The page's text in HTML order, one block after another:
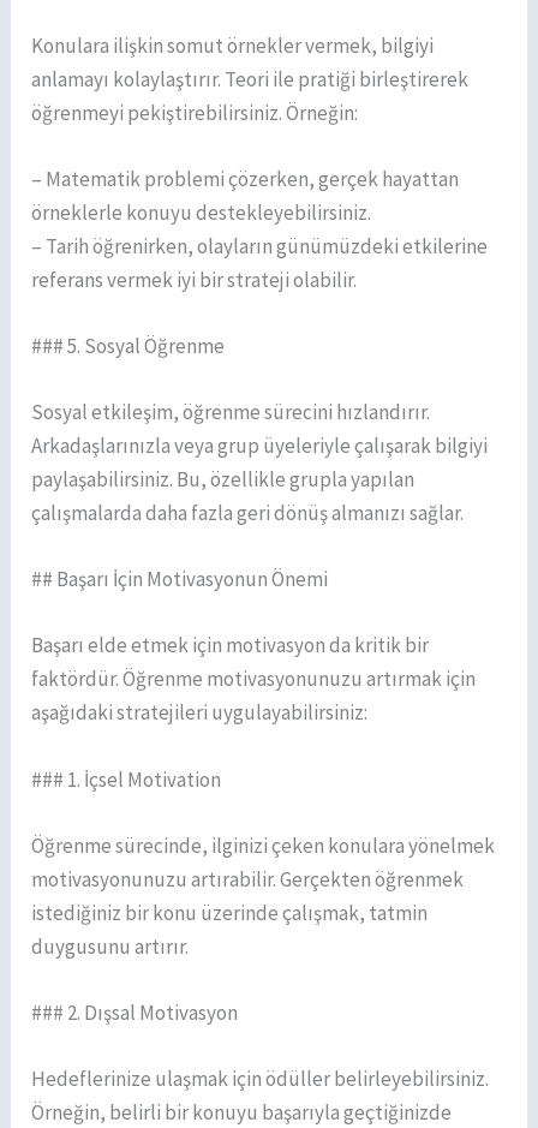
Konulara ilişkin somut örnekler vermek, bilgiyi
anlamayı kolaylaştırır. Teori ile pratiği birleştirerek
öğrenmeyi pekiştirebilirsiniz. Örneğin:
– Matematik problemi çözerken, gerçek hayattan
örneklerle konuyu destekleyebilirsiniz.
– Tarih öğrenirken, olayların günümüzdeki etkilerine
referans vermek iyi bir strateji olabilir.
### 5. Sosyal Öğrenme
Sosyal etkileşim, öğrenme sürecini hızlandırır.
Arkadaşlarınızla veya grup üyeleriyle çalışarak bilgiyi
paylaşabilirsiniz. Bu, özellikle grupla yapılan
çalışmalarda daha fazla geri dönüş almanızı sağlar.
## Başarı İçin Motivasyonun Önemi
Başarı elde etmek için motivasyon da kritik bir
faktördür. Öğrenme motivasyonunuzu artırmak için
aşağıdaki stratejileri uygulayabilirsiniz:
### 1. İçsel Motivation
Öğrenme sürecinde, ilginizi çeken konulara yönelmek
motivasyonunuzu artırabilir. Gerçekten öğrenmek
istediğiniz bir konu üzerinde çalışmak, tatmin
duygusunu artırır.
### 2. Dışsal Motivasyon
Hedeflerinize ulaşmak için ödüller belirleyebilirsiniz.
Örneğin, belirli bir konuyu başarıyla geçtiğinizde